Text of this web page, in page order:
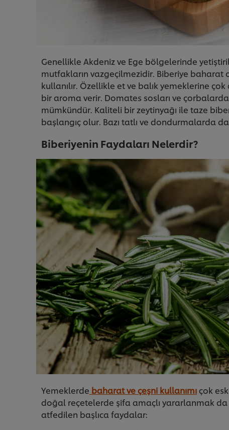
Genellikle Akdeniz ve Ege bölgelerinde
mutfakların vazgeçilmezidir. Biberiye
kullanılır. Özellikle et ve balık yemeklerine
bir aroma verir. Domates sosları ve
mümkündür. Kaliteli bir zeytinyağı ile taze
başlangıç olur. Bazı tatlı ve dondurmalarda
Biberiyenin Faydaları Nelerdir?
Yemeklerde baharat ve çeşni kullanımı çok
doğal reçetelerde şifa amaçlı yararlanmak
atfedilen başlıca faydalar: